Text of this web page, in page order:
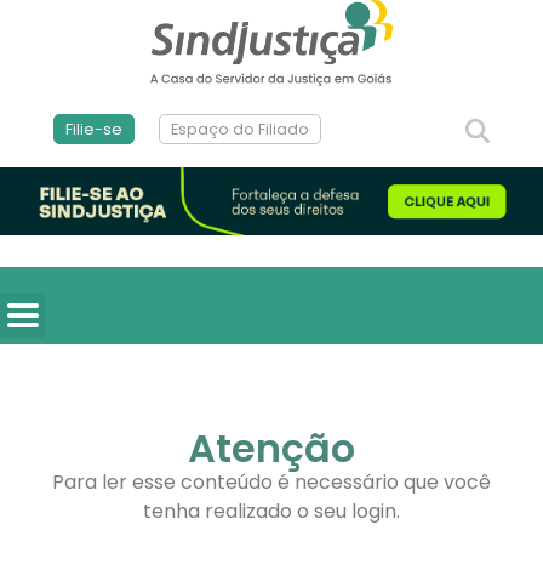
Filie-se Espaço do Filiado
Atenção
Para ler esse conteúdo é necessário que você
tenha realizado o seu login.